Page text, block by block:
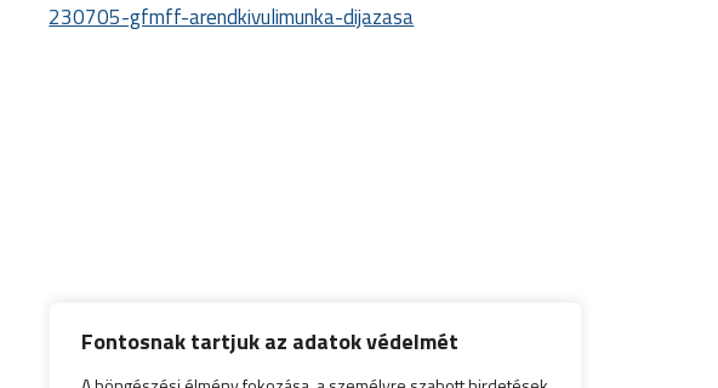
Fontosnak tartjuk az adatok védelmét
230705-gfmff-arendkivulimunka-dijazasa